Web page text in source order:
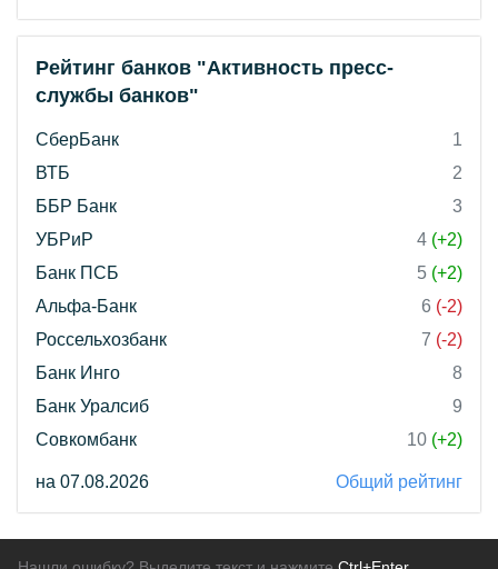
Рейтинг банков "Активность пресс-
службы банков"
СберБанк
1
ВТБ
2
ББР Банк
3
УБРиР
4 (+2)
Банк ПСБ
5 (+2)
Альфа-Банк
6 (-2)
Россельхозбанк
7 (-2)
Банк Инго
8
Банк Уралсиб
9
Совкомбанк
10 (+2)
на 07.08.2026 Общий рейтинг